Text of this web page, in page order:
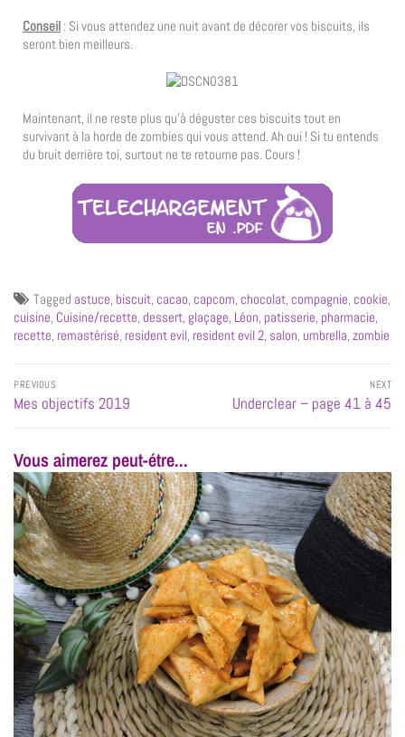
Conseil : Si vous attendez une nuit avant de décorer vos biscuits, ils
seront bien meilleurs.
Maintenant, il ne reste plus qu’à déguster ces biscuits tout en
survivant à la horde de zombies qui vous attend. Ah oui ! Si tu entends
du bruit derrière toi, surtout ne te retourne pas. Cours !
Tagged astuce, biscuit, cacao, capcom, chocolat, compagnie, cookie,
cuisine, Cuisine/recette, dessert, glaçage, Léon, patisserie, pharmacie,
recette, remastérisé, resident evil, resident evil 2, salon, umbrella, zombie
PREVIOUS
Mes objectifs 2019
NEXT
Underclear – page 41 à 45
Vous aimerez peut-étre...